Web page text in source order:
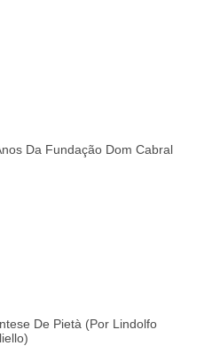
Da Fundação Dom Cabral
De Pietà (por Lindolfo